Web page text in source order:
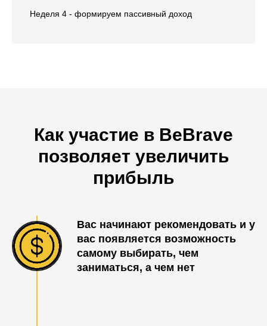
Неделя 4 - формируем пассивный доход
Как участие в BeBrave
позволяет увеличить
прибыль
Вас начинают рекомендовать и у
вас появляется возможность
самому выбирать, чем
заниматься, а чем нет